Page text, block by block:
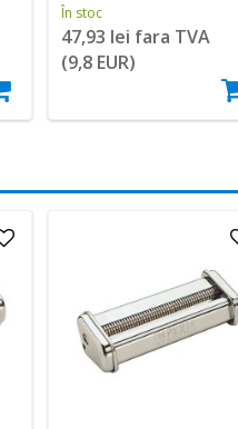
În stoc
47,93 lei fara TVA
(9,8 EUR)